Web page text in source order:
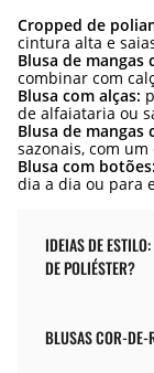
Cropped de
cintura alta e
Blusa de mangas
combinar com
Blusa com alças:
de alfaiataria ou
Blusa de mangas
sazonais, com
Blusa com botões:
dia a dia ou para
IDEIAS DE
DE POLIÉSTER?
BLUSAS COR-DE-